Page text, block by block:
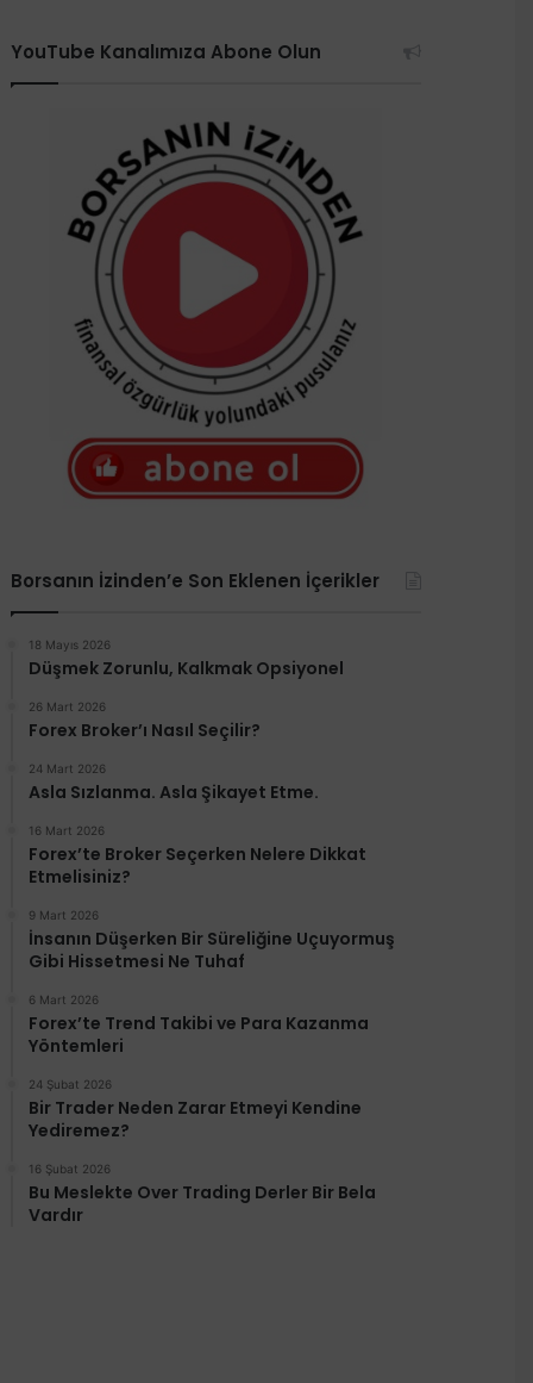
YouTube Kanalımıza Abone Olun
Borsanın İzinden’e Son Eklenen İçerikler
18 Mayıs 2026
Düşmek Zorunlu, Kalkmak Opsiyonel
26 Mart 2026
Forex Broker’ı Nasıl Seçilir?
24 Mart 2026
Asla Sızlanma. Asla Şikayet Etme.
16 Mart 2026
Forex’te Broker Seçerken Nelere Dikkat
Etmelisiniz?
9 Mart 2026
İnsanın Düşerken Bir Süreliğine Uçuyormuş
Gibi Hissetmesi Ne Tuhaf
6 Mart 2026
Forex’te Trend Takibi ve Para Kazanma
Yöntemleri
24 Şubat 2026
Bir Trader Neden Zarar Etmeyi Kendine
Yediremez?
16 Şubat 2026
Bu Meslekte Over Trading Derler Bir Bela
Vardır